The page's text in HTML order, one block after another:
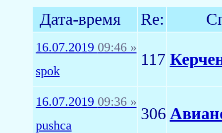
Дата-время Re:
16.07.2019 09:46 »
spok
117
16.07.2019 09:36 »
pushca
306